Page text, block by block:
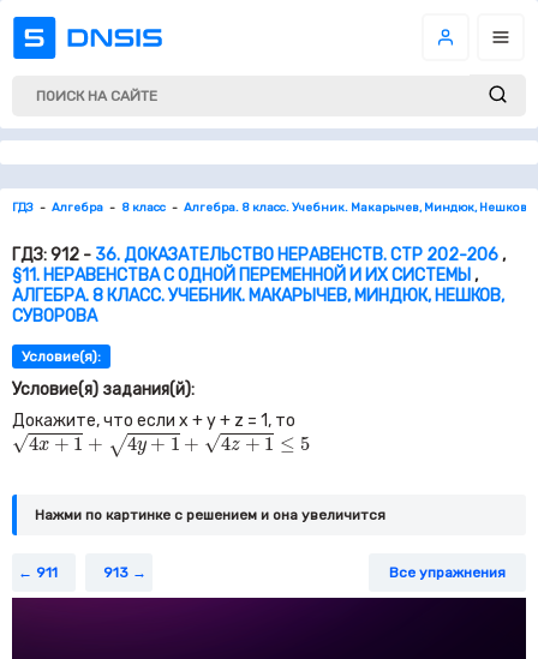
ГДЗ Алгебра 8 класс Алгебра. 8 класс. Учебник. Макарычев, Миндюк, Нешков,
ГДЗ: 912 - 36. ДОКАЗАТЕЛЬСТВО НЕРАВЕНСТВ. СТР 202-206,
§11. НЕРАВЕНСТВА С ОДНОЙ ПЕРЕМЕННОЙ И ИХ СИСТЕМЫ,
АЛГЕБРА. 8 КЛАСС. УЧЕБНИК. МАКАРЫЧЕВ, МИНДЮК, НЕШКОВ,
СУВОРОВА
Условие(я):
Условие(я) задания(й):
Докажите, что если x + y + z = 1, то
√4x + 1 + √4y + 1 + √4z + 1 ≤ 5
4x+1+4y+ 1 +4z+1≤5
Нажми по картинке c решением и она увеличится
911 913 Все упражнения